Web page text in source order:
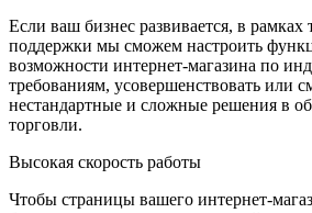
Если ваш бизнес развивается, в рамках
поддержки мы сможем настроить
возможности интернет-магазина по
требованиям, усовершенствовать или
нестандартные и сложные решения в
торговли.
Высокая скорость работы
Чтобы страницы вашего интернет-